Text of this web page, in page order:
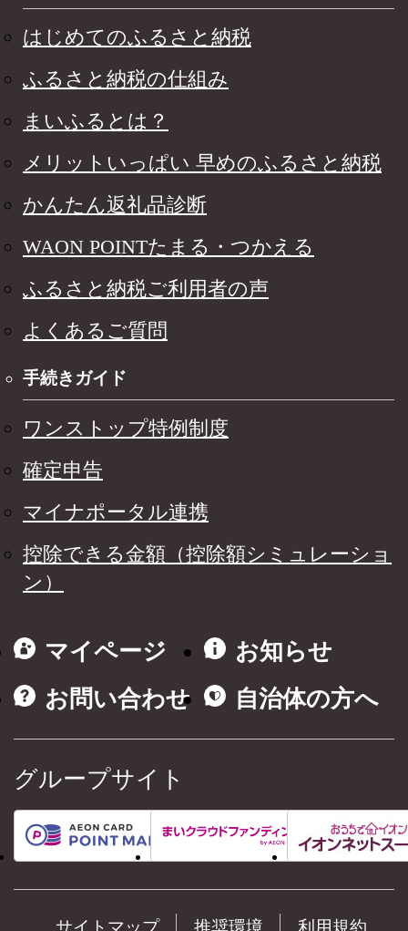
はじめてのふるさと納税
ふるさと納税の仕組み
まいふるとは？
メリットいっぱい 早めのふるさと納税
かんたん返礼品診断
WAON POINTたまる・つかえる
ふるさと納税ご利用者の声
よくあるご質問
手続きガイド
ワンストップ特例制度
確定申告
マイナポータル連携
控除できる金額（控除額シミュレーショ
ン）
マイページ
お知らせ
お問い合わせ
自治体の方へ
グループサイト
サイトマップ 推奨環境 利用規約